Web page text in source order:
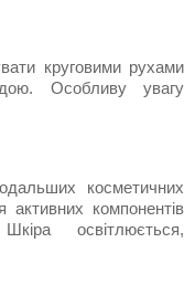
круговими рухами
Особливу увагу
косметичних
компонентів
освітлюється,